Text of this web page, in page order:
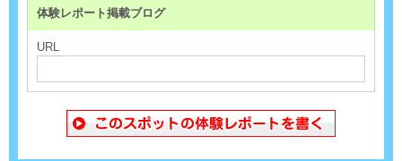
体験レポート掲載ブログ
URL